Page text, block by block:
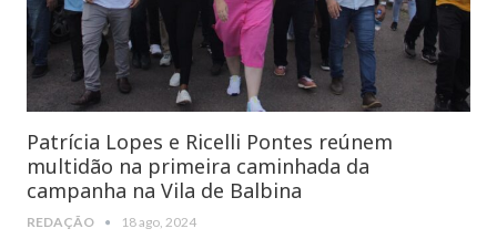
Patrícia Lopes e Ricelli Pontes reúnem
multidão na primeira caminhada da
campanha na Vila de Balbina
REDAÇÃO 18 ago, 2024